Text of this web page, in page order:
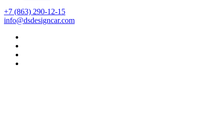
+7 (863) 290-12-15
info@dsdesigncar.com